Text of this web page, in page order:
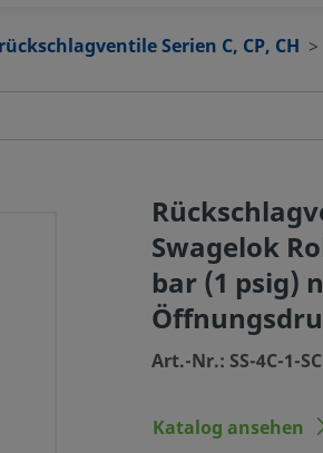
Serien C, CP, CH
Swagelok
bar (1 psig)
Art.-Nr.: SS-4C-1-
Katalog ansehen